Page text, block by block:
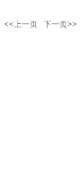
<<上一页 下一页>>